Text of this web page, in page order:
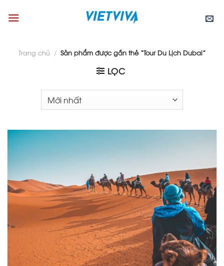
Trang chủ / Sản phẩm được gắn thẻ “Tour Du Lịch Dubai”
LỌC